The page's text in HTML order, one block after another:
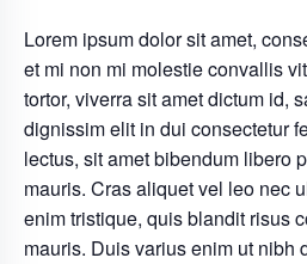
Lorem ipsum dolor sit amet,
et mi non mi molestie convallis
tortor, viverra sit amet dictum id,
dignissim elit in dui consectetur
lectus, sit amet bibendum libero
mauris. Cras aliquet vel leo nec
enim tristique, quis blandit risus
mauris. Duis varius enim ut nibh